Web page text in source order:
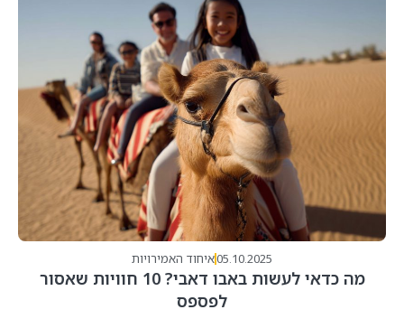
05.10.2025איחוד האמירויות
מה כדאי לעשות באבו דאבי? 10 חוויות שאסור
לפספס